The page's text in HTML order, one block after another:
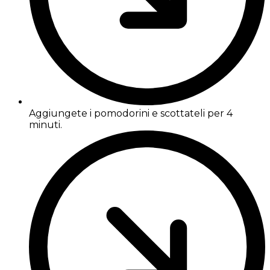
Aggiungete i pomodorini e scottateli per 4
minuti.